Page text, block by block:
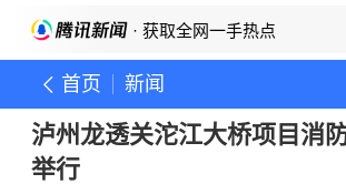
· 获取全网一手热点
首页 新闻
泸州龙透关沱江大桥项目消
举行